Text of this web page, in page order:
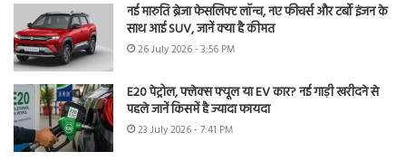
नई मारुति ब्रेजा फेसलिफ्ट लॉन्च, नए फीचर्स और टर्बो इंजन के
साथ आई SUV, जानें क्या है कीमत
26 July 2026 - 3:56 PM
E20 पेट्रोल, फ्लेक्स फ्यूल या EV कार? नई गाड़ी खरीदने से
पहले जानें किसमें है ज्यादा फायदा
23 July 2026 - 7:41 PM